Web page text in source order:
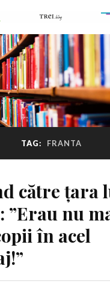
TAG: FRANTA
către țara
”Erau nu
în acel